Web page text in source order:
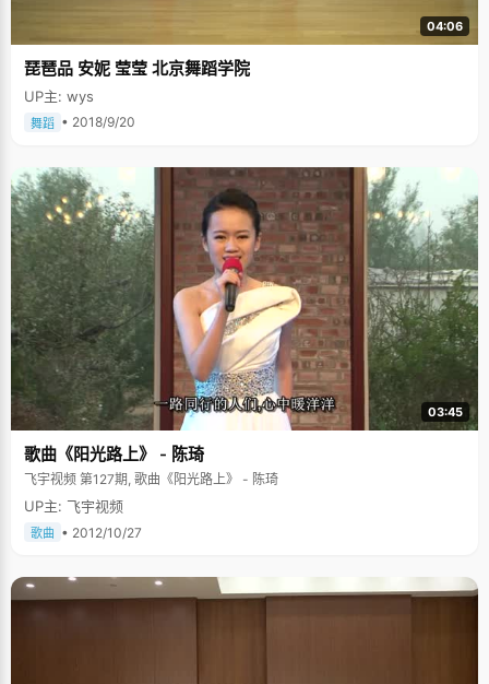
04:06
琵琶品 安妮 莹莹 北京舞蹈学院
UP主: wys
舞蹈 • 2018/9/20
03:45
歌曲《阳光路上》 - 陈琦
飞宇视频 第127期, 歌曲《阳光路上》 - 陈琦
UP主: 飞宇视频
歌曲 • 2012/10/27